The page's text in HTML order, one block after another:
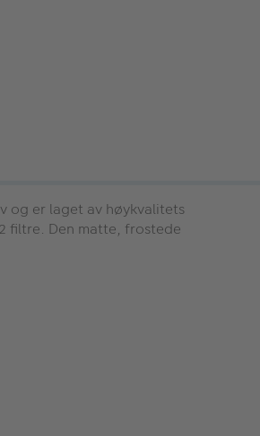
og er laget av høykvalitets
filtre. Den matte, frostede